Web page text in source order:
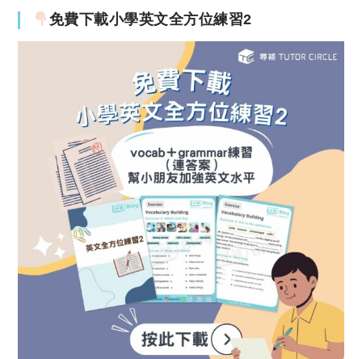
免費下載小學英文全方位練習2